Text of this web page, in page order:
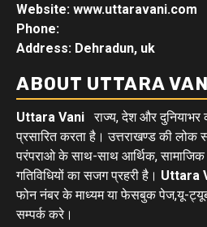
Website: www.uttaravani.com
Phone:
Address: Dehradun, uk
ABOUT UTTARA
Uttara Vani राज्य, देश और
प्रसारित करता है। उत्तराखण्ड की लोक
परंपराओ के साथ-साथ आर्थिक, सामाजिक
गतिविधियों का सजग प्रहरी है। Uttara
फोन नंबर के माध्यम या फेसबुक पेज,यू-
सम्पर्क करे।